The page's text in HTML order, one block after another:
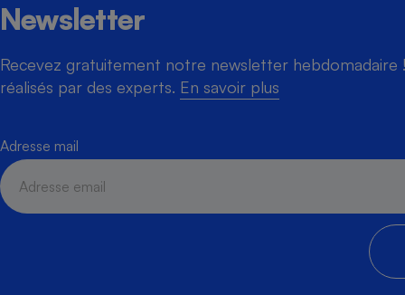
Newsletter
Recevez gratuitement notre newsletter hebdomadaire
réalisés par des experts. En savoir plus
Adresse mail